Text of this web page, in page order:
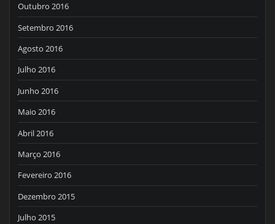
Outubro 2016
Setembro 2016
Agosto 2016
Julho 2016
Junho 2016
Maio 2016
Abril 2016
Março 2016
Fevereiro 2016
Dezembro 2015
Julho 2015